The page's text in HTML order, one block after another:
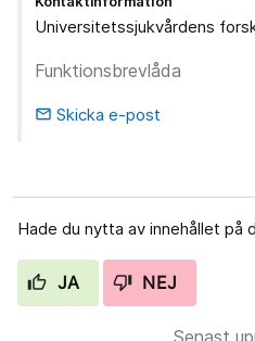
Universitetssjukvårdens
Funktionsbrevlåda
email Skicka e-post
Hade du nytta av innehållet på
JA NEJ
Senast